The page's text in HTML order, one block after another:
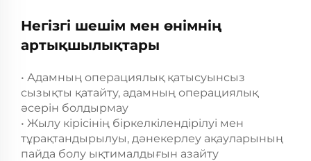
Негізгі шешім мен өнімнің
артықшылықтары
• Адамның операциялық қатысуынсыз
сызықты қатайту, адамның операциялық
әсерін болдырмау
• Жылу кірісінің біркелкілендірілуі мен
тұрақтандырылуы, дәнекерлеу ақауларының
пайда болу ықтималдығын азайту